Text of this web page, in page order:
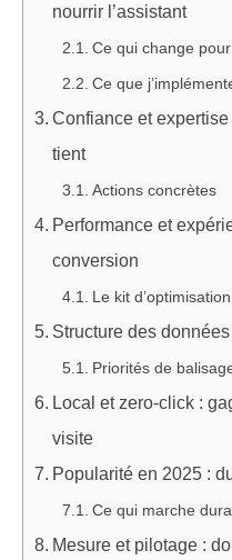
nourrir l’assistant
Ce qui change
Ce que
Confiance et expertise
tient
Actions concrètes
Performance et
conversion
Le kit
Structure des
Priorités de
Local et zero‑click :
visite
Popularité en 2025 :
Ce qui marche
Mesure et pilotage :